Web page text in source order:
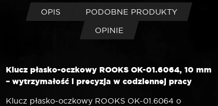
mm
OPIS
PODOBNE PRODUKTY
OPINIE
Klucz płasko-oczkowy ROOKS OK-01.6064, 10 mm
– wytrzymałość i precyzja w codziennej pracy
Klucz płasko-oczkowy ROOKS OK-01.6064 o